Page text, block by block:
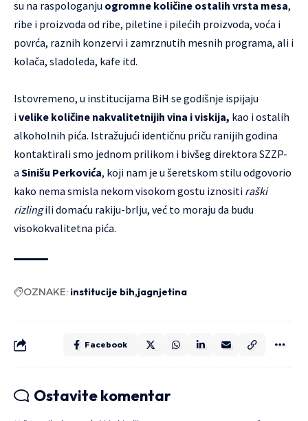
su na raspologanju ogromne količine ostalih vrsta mesa,
ribe i proizvoda od ribe, piletine i pilećih proizvoda, voća i
povrća, raznih konzervi i zamrznutih mesnih programa, ali i
kolača, sladoleda, kafe itd.
Istovremeno, u institucijama BiH se godišnje ispijaju
ivelike količine nakvalitetnijih vina i viskija, kao i ostalih
alkoholnih pića. Istražujući identičnu priču ranijih godina
kontaktirali smo jednom prilikom i bivšeg direktora SZZP-
a Sinišu Perkovića, koji nam je u šeretskom stilu odgovorio
kako nema smisla nekom visokom gostu iznositi raški
rizlingili domaću rakiju-brlju, već to moraju da budu
visokokvalitetna pića.
OZNAKE: institucije bih jagnjetina
Facebook
Ostavite komentar